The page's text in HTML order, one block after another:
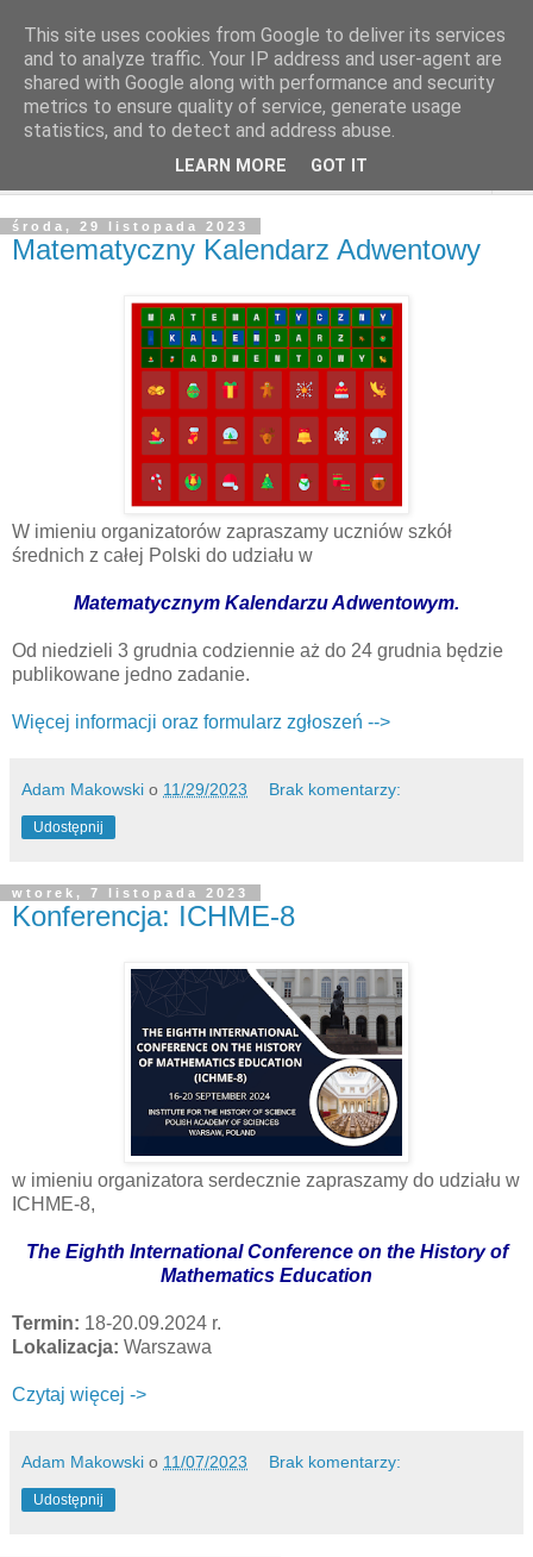
środa, 29 listopada 2023
Matematyczny Kalendarz Adwentowy
W imieniu organizatorów zapraszamy uczniów szkół
średnich z całej Polski do udziału w
Matematycznym Kalendarzu Adwentowym.
Od niedzieli 3 grudnia codziennie aż do 24 grudnia będzie
publikowane jedno zadanie.
Więcej informacji oraz formularz zgłoszeń -->
Adam Makowski o 11/29/2023 Brak komentarzy:
Udostępnij
wtorek, 7 listopada 2023
Konferencja: ICHME-8
w imieniu organizatora serdecznie zapraszamy do udziału w
ICHME-8,
The Eighth International Conference on the History of
Mathematics Education
Termin: 18-20.09.2024 r.
Lokalizacja: Warszawa
Czytaj więcej ->
Adam Makowski o 11/07/2023 Brak komentarzy:
Udostępnij
This site uses cookies from Google to deliver its services
and to analyze traffic. Your IP address and user-agent are
shared with Google along with performance and security
metrics to ensure quality of service, generate usage
statistics, and to detect and address abuse.
LEARN MORE GOT IT